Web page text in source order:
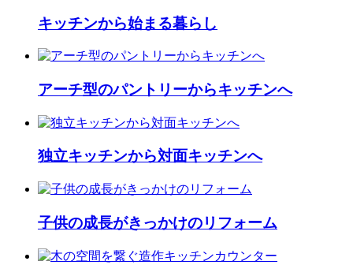
キッチンから始まる暮らし
アーチ型のパントリーからキッチンへ
独立キッチンから対面キッチンへ
子供の成長がきっかけのリフォーム